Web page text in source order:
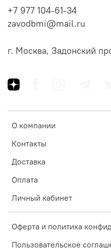
О компании
Контакты
Доставка
Оплата
Личный кабинет
Оферта и политика
Пользовательское
+7 977 104-61-34
zavodbmi@mail.ru
г. Москва, Задонский